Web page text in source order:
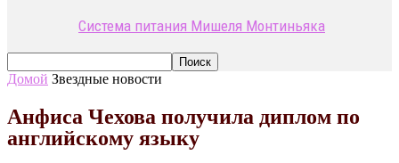
Система питания Мишеля Монтиньяка
Домой Звездные новости
Анфиса Чехова получила диплом по
английскому языку